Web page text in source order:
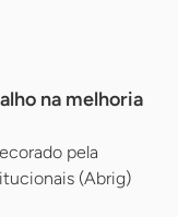
na melhoria
pela
(Abrig)